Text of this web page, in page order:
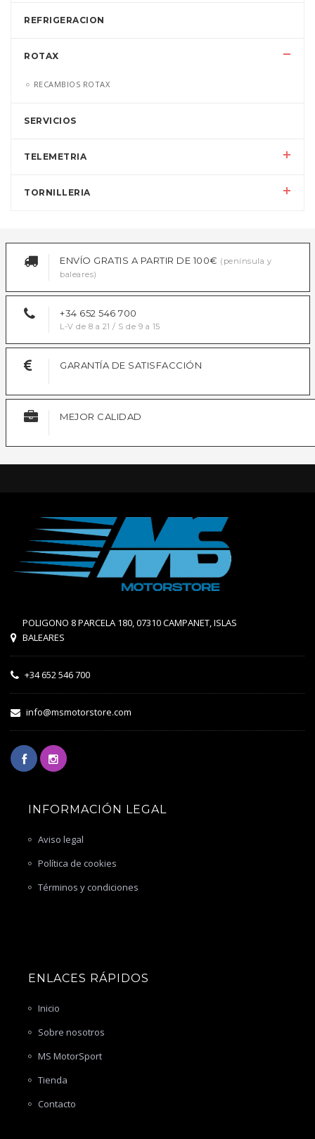
REFRIGERACION
ROTAX
RECAMBIOS ROTAX
SERVICIOS
TELEMETRIA
TORNILLERIA
ENVÍO GRATIS A PARTIR DE 100€ (península y
baleares)
+34 652 546 700
L-V de 8 a 21 / S de 9 a 15
GARANTÍA DE SATISFACCIÓN
MEJOR CALIDAD
POLIGONO 8 PARCELA 180, 07310 CAMPANET, ISLAS
BALEARES
+34 652 546 700
info@msmotorstore.com
INFORMACIÓN LEGAL
Aviso legal
Política de cookies
Términos y condiciones
ENLACES RÁPIDOS
Inicio
Sobre nosotros
MS MotorSport
Tienda
Contacto